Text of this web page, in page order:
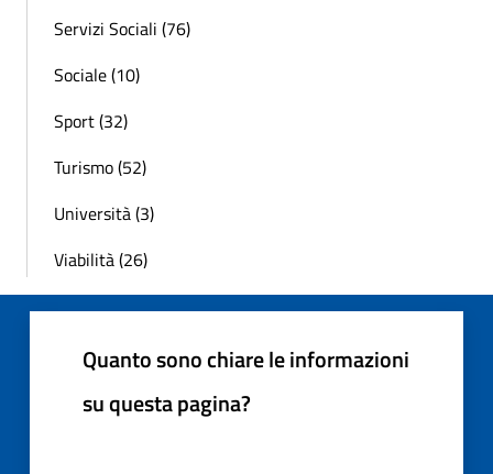
Servizi Sociali (76)
Sociale (10)
Sport (32)
Turismo (52)
Università (3)
Viabilità (26)
Quanto sono chiare le informazioni
su questa pagina?